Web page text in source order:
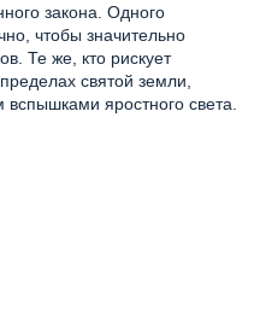
закона. Одного
чтобы значительно
Те же, кто рискует
святой земли,
вспышками яростного света.